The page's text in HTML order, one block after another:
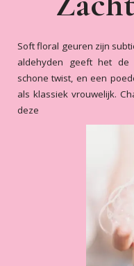
Soft floral geuren zijn
aldehyden geeft het de
schone twist, en een
als klassiek vrouwelijk.
deze